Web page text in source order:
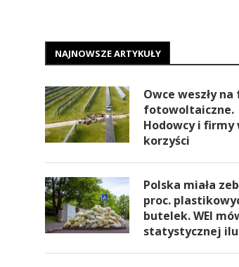
NAJNOWSZE ARTYKUŁY
Owce weszły
fotowoltaiczne.
Hodowcy i firmy
korzyści
Polska miała
proc.
butelek. WEI
statystycznej